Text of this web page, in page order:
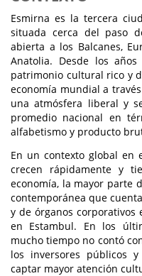
Esmirna es la tercera
situada cerca del paso
abierta a los Balcanes,
Anatolia. Desde los
patrimonio cultural rico y
economía mundial a
una atmósfera liberal y
promedio nacional en
alfabetismo y producto
En un contexto global
crecen rápidamente y
economía, la mayor parte
contemporánea que
y de órganos corporativos
en Estambul. En los
mucho tiempo no contó
los inversores públicos
captar mayor atención